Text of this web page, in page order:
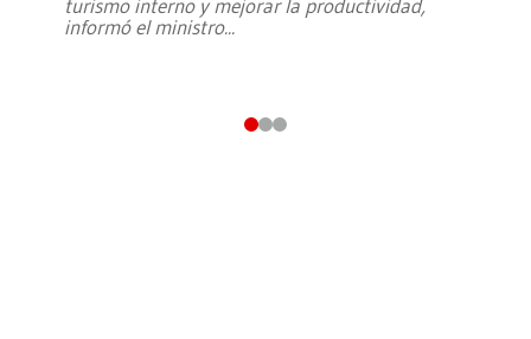
turismo interno y mejorar la productividad,
informó el ministro...